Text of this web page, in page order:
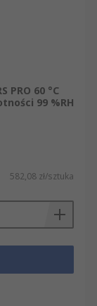
PRO 60 °C
99 %RH
582,08 zł/sztuka